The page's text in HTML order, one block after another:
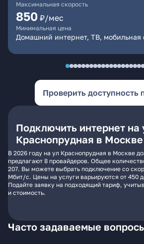
Максимальная скорость
850 ₽/мес
Минимальная цена
Домашний интернет, ТВ, мобильная
Проверить доступность
Подключить интернет на
Краснопрудная в Москве
В 2026 году на ул Краснопрудная в Москве
предлагают 8 провайдеров. Общее
207. Вы можете выбрать подключение со
Мбит/с. Цены на услуги варьируются от 450
Подайте заявку на подходящий тариф,
и стоимость.
Часто задаваемые